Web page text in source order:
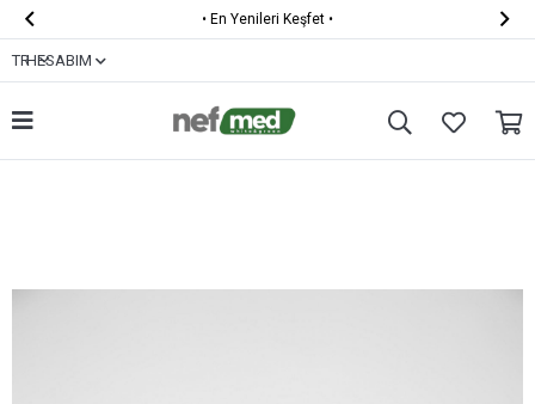
 •KARGO ÜCRETSİZ• 
TRHESABIM